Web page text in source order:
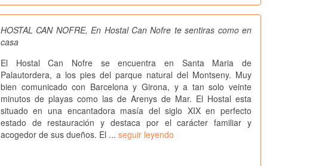
HOSTAL CAN NOFRE, En Hostal Can Nofre te sentiras como en
casa
El Hostal Can Nofre se encuentra en Santa Maria de
Palautordera, a los pies del parque natural del Montseny. Muy
bien comunicado con Barcelona y Girona, y a tan solo veinte
minutos de playas como las de Arenys de Mar. El Hostal esta
situado en una encantadora masía del siglo XIX en perfecto
estado de restauración y destaca por el carácter familiar y
acogedor de sus dueños. El ... seguir leyendo